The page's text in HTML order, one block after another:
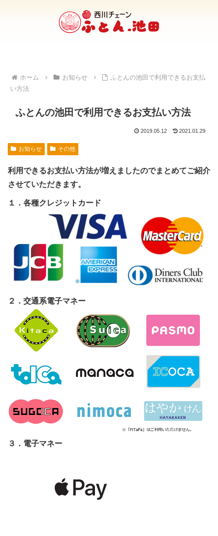
ホーム お知らせ
ふとんの池田で利用できるお支払
い方法
ふとんの池田で利用できるお支払い方法
2019.05.12 2021.01.29
お知らせ その他
利用できるお支払い方法が増えましたのでまとめてご紹介
させていただきます。
１．各種クレジットカード
２．交通系電子マネー
３．電子マネー